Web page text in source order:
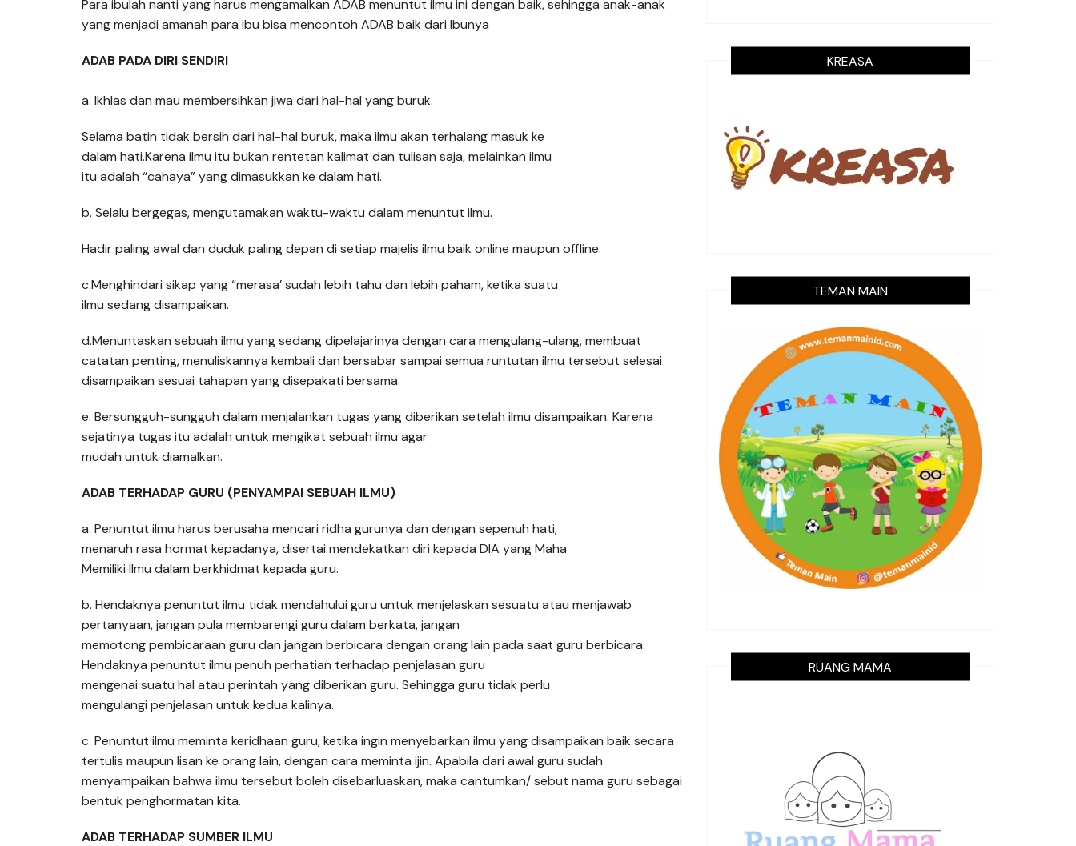
Para ibulah nanti yang harus mengamalkan ADAB menuntut ilmu ini dengan baik, sehingga anak-anak
yang menjadi amanah para ibu bisa mencontoh ADAB baik dari Ibunya
ADAB PADA DIRI SENDIRI
a. Ikhlas dan mau membersihkan jiwa dari hal-hal yang buruk.
Selama batin tidak bersih dari hal-hal buruk, maka ilmu akan terhalang masuk ke
dalam hati.Karena ilmu itu bukan rentetan kalimat dan tulisan saja, melainkan ilmu
itu adalah “cahaya” yang dimasukkan ke dalam hati.
b. Selalu bergegas, mengutamakan waktu-waktu dalam menuntut ilmu.
Hadir paling awal dan duduk paling depan di setiap majelis ilmu baik online maupun offline.
c.Menghindari sikap yang “merasa’ sudah lebih tahu dan lebih paham, ketika suatu
ilmu sedang disampaikan.
d.Menuntaskan sebuah ilmu yang sedang dipelajarinya dengan cara mengulang-ulang, membuat
catatan penting, menuliskannya kembali dan bersabar sampai semua runtutan ilmu tersebut selesai
disampaikan sesuai tahapan yang disepakati bersama.
e. Bersungguh-sungguh dalam menjalankan tugas yang diberikan setelah ilmu disampaikan. Karena
sejatinya tugas itu adalah untuk mengikat sebuah ilmu agar
mudah untuk diamalkan.
ADAB TERHADAP GURU (PENYAMPAI SEBUAH ILMU)
a. Penuntut ilmu harus berusaha mencari ridha gurunya dan dengan sepenuh hati,
menaruh rasa hormat kepadanya, disertai mendekatkan diri kepada DIA yang Maha
Memiliki Ilmu dalam berkhidmat kepada guru.
b. Hendaknya penuntut ilmu tidak mendahului guru untuk menjelaskan sesuatu atau menjawab
pertanyaan, jangan pula membarengi guru dalam berkata, jangan
memotong pembicaraan guru dan jangan berbicara dengan orang lain pada saat guru berbicara.
Hendaknya penuntut ilmu penuh perhatian terhadap penjelasan guru
mengenai suatu hal atau perintah yang diberikan guru. Sehingga guru tidak perlu
mengulangi penjelasan untuk kedua kalinya.
c. Penuntut ilmu meminta keridhaan guru, ketika ingin menyebarkan ilmu yang disampaikan baik secara
tertulis maupun lisan ke orang lain, dengan cara meminta ijin. Apabila dari awal guru sudah
menyampaikan bahwa ilmu tersebut boleh disebarluaskan, maka cantumkan/ sebut nama guru sebagai
bentuk penghormatan kita.
ADAB TERHADAP SUMBER ILMU
KREASA
TEMAN MAIN
RUANG MAMA